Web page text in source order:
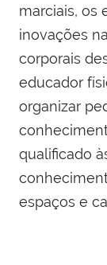
marciais, os
inovações
corporais
educador
organizar
qualificado
espaços e